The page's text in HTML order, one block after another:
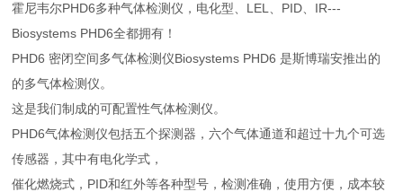
霍尼韦尔PHD6多种气体检测仪，电化型、LEL、PID、IR---
Biosystems PHD6全都拥有！
PHD6 密闭空间多气体检测仪Biosystems PHD6 是斯博瑞安推出的
的多气体检测仪。
这是我们制成的可配置性气体检测仪。
PHD6气体检测仪包括五个探测器，六个气体通道和超过十九个可选
传感器，其中有电化学式，
催化燃烧式，PID和红外等各种型号，检测准确，使用方便，成本较